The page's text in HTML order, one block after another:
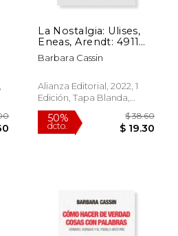
15%
La Nostalgia: Ulises,
Eneas, Arendt: 4911
(Libro Bolsillo)
Barbara Cassin
Alianza Editorial, 2022, 1
Edición, Tapa Blanda,
Nuevo